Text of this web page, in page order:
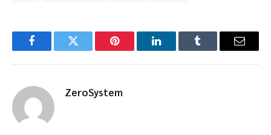
FacebookTwitter Pinterest LinkedInTumblr Email
ZeroSystem